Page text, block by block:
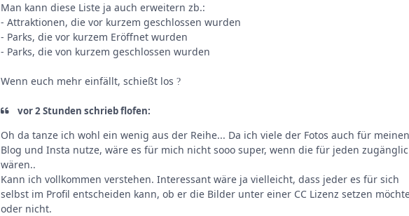
Man kann diese Liste ja auch erweitern zb.:
- Attraktionen, die vor kurzem geschlossen wurden
- Parks, die vor kurzem Eröffnet wurden
- Parks, die von kurzem geschlossen wurden
Wenn euch mehr einfällt, schießt los ?
vor 2 Stunden schrieb flofen:
Oh da tanze ich wohl ein wenig aus der Reihe... Da ich viele der Fotos auch für meinen
Blog und Insta nutze, wäre es für mich nicht sooo super, wenn die für jeden
wären..
Kann ich vollkommen verstehen. Interessant wäre ja vielleicht, dass jeder es für sich
selbst im Profil entscheiden kann, ob er die Bilder unter einer CC Lizenz setzen
oder nicht.